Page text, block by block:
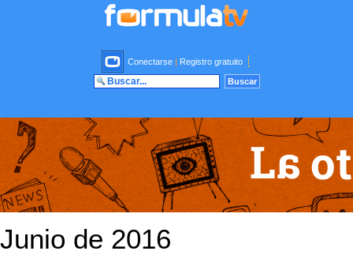
Conectarse | Registro gratuito
Junio de 2016